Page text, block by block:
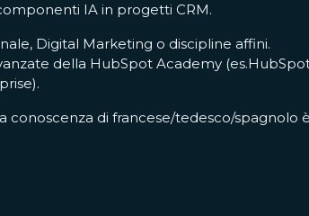
IA in progetti CRM.
Digital Marketing o discipline affini.
della HubSpot Academy
conoscenza di francese/tedesco/spagnolo è